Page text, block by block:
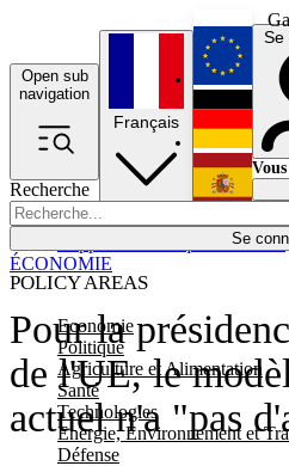
Open sub
navigation
Recherche
Se
POLICY AREAS
Economie
Politique
Agriculture et Alimentation
Santé
Technologies
Energie, Environnement et
Défense
Économie
Français
Se
Pour la
de l'UE, le
actuel n'a "pas
ÉCONOMIE